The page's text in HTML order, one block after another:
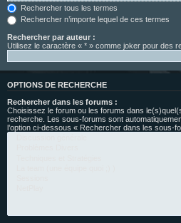
Rechercher tous les termes
Rechercher n’importe lequel de ces termes
Rechercher par auteur :
Utilisez le caractère « * » comme joker pour des
OPTIONS DE RECHERCHE
Rechercher dans les forums :
Choisissez le forum ou les forums dans
recherche. Les sous-forums sont
l’option ci-dessous « Rechercher dans les sous-